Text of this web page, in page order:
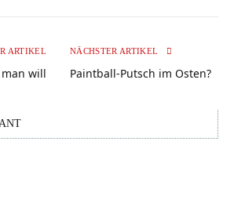
ARTIKEL
will
NÄCHSTER ARTIKEL
Paintball-Putsch im Osten?